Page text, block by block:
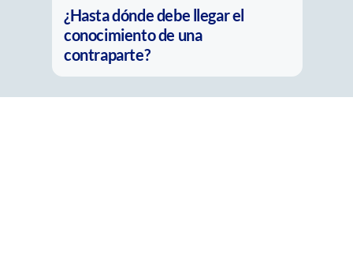
La nueva pregunta del
compliance: ¿Es real o solo parece
real?